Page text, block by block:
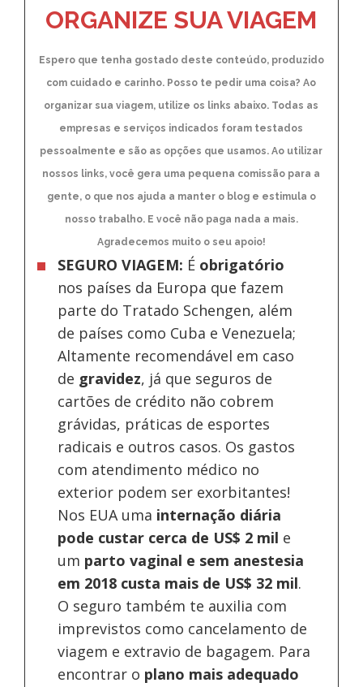
ORGANIZE SUA VIAGEM
Espero que tenha gostado deste conteúdo, produzido
com cuidado e carinho. Posso te pedir uma coisa? Ao
organizar sua viagem, utilize os links abaixo. Todas as
empresas e serviços indicados foram testados
pessoalmente e são as opções que usamos. Ao utilizar
nossos links, você gera uma pequena comissão para a
gente, o que nos ajuda a manter o blog e estimula o
nosso trabalho. E você não paga nada a mais.
Agradecemos muito o seu apoio!
SEGURO VIAGEM: É obrigatório
nos países da Europa que fazem
parte do Tratado Schengen, além
de países como Cuba e Venezuela;
Altamente recomendável em caso
de gravidez, já que seguros de
cartões de crédito não cobrem
grávidas, práticas de esportes
radicais e outros casos. Os gastos
com atendimento médico no
exterior podem ser exorbitantes!
Nos EUA uma internação diária
pode custar cerca de US$ 2 mil e
um parto vaginal e sem anestesia
em 2018 custa mais de US$ 32 mil.
O seguro também te auxilia com
imprevistos como cancelamento de
viagem e extravio de bagagem. Para
encontrar o plano mais adequado